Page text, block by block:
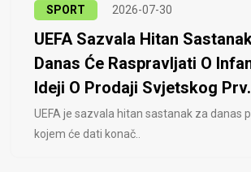
SPORT 2026-07-30
UEFA Sazvala Hitan
Danas Će Raspravljati O
Ideji O Prodaji Svjetskog
UEFA je sazvala hitan sastanak za danas
kojem će dati konač..